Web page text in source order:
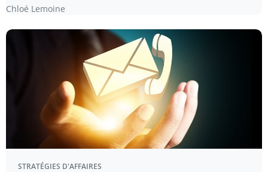
Chloé Lemoine
STRATÉGIES D'AFFAIRES